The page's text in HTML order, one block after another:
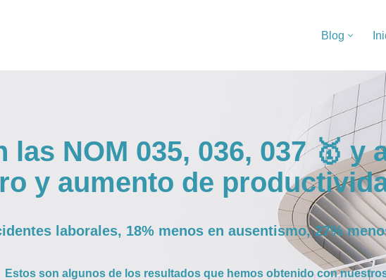
Blog
las NOM 035, 036, 037 🥇 y
y aumento de
laborales, 18% menos en ausentismo, 27%
Estos son algunos de los resultados que hemos obtenido con